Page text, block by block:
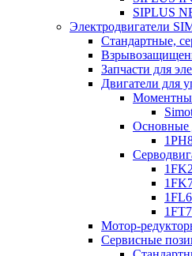
SIPLUS
Электродвигатели
Стандартные,
Запчасти для
Двигатели для
Основные
1FK2
1FL6
1FT7
Мотор-
Сервисные